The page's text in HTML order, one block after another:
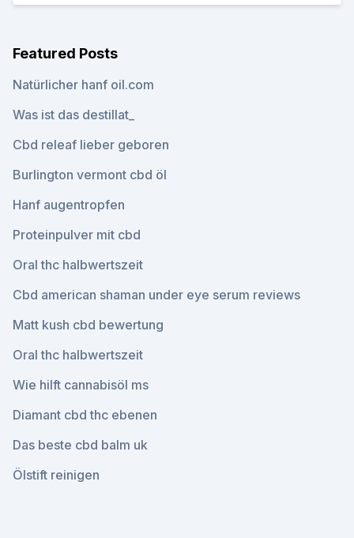
Featured Posts
Natürlicher hanf oil.com
Was ist das destillat_
Cbd releaf lieber geboren
Burlington vermont cbd öl
Hanf augentropfen
Proteinpulver mit cbd
Oral thc halbwertszeit
Cbd american shaman under eye serum reviews
Matt kush cbd bewertung
Oral thc halbwertszeit
Wie hilft cannabisöl ms
Diamant cbd thc ebenen
Das beste cbd balm uk
Ölstift reinigen